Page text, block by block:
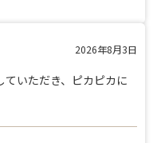
2026年8月3日
ていただき、ピカピカに